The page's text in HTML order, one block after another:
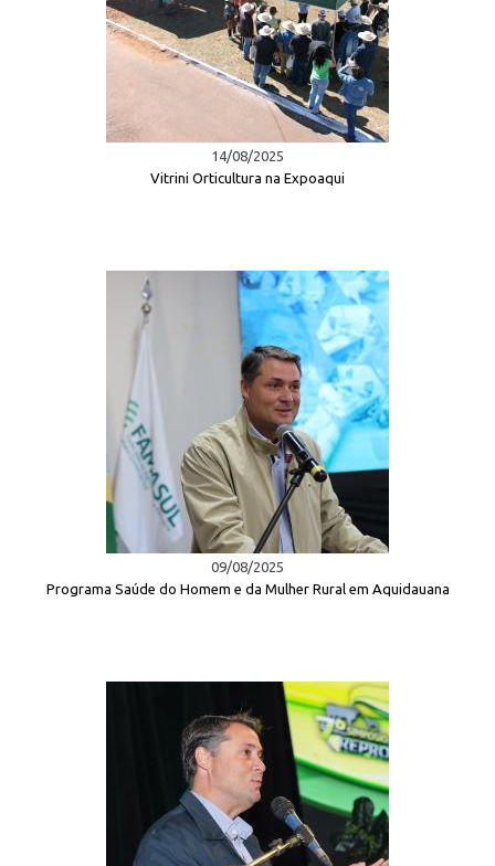
14/08/2025
Vitrini Orticultura na Expoaqui
09/08/2025
Programa Saúde do Homem e da Mulher Rural em Aquidauana